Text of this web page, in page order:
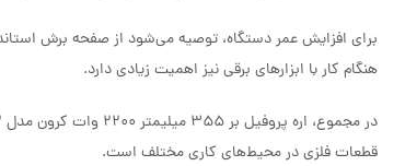
برای افزایش عمر دستگاه، توصیه می‌شود از صفحه برش
هنگام کار با ابزارهای برقی نیز اهمیت زیادی دارد.
قطعات فلزی در محیط‌های کاری مختلف است.